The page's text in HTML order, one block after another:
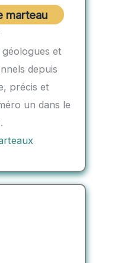
marteau
et
depuis
précis et
un dans le